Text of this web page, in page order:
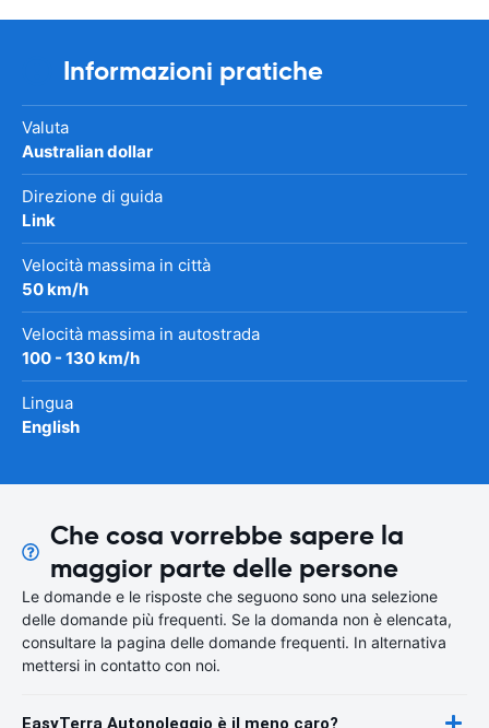
Informazioni pratiche
Valuta
Australian dollar
Direzione di guida
Link
Velocità massima in città
50 km/h
Velocità massima in autostrada
100 - 130 km/h
Lingua
English
Che cosa vorrebbe sapere la
maggior parte delle persone
Le domande e le risposte che seguono sono una selezione
delle domande più frequenti. Se la domanda non è elencata,
consultare la pagina delle domande frequenti. In alternativa
mettersi in contatto con noi.
EasyTerra Autonoleggio è il meno caro?